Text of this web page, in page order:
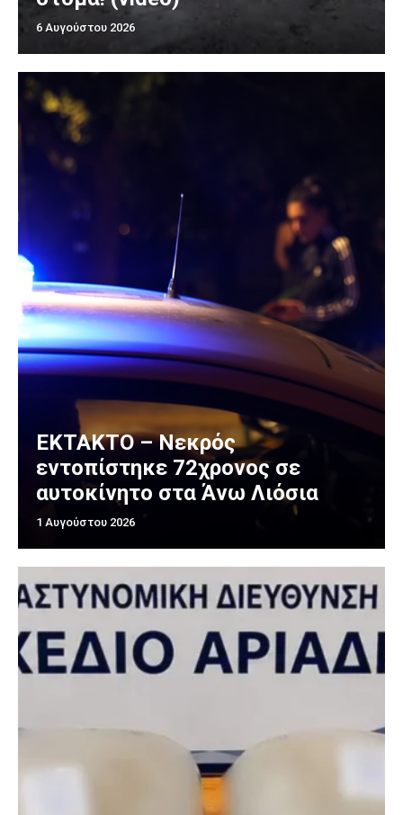
6 Αυγούστου 2026
EKTAKTO – Νεκρός
εντοπίστηκε 72χρονος σε
αυτοκίνητο στα Άνω Λιόσια
1 Αυγούστου 2026